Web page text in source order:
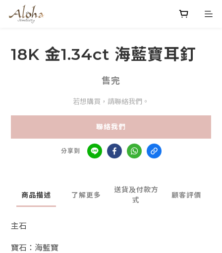
18K 金1.34ct 海藍寶耳釘
售完
若想購買，請聯絡我們。
聯絡我們
分享到
商品描述 了解更多
送貨及付款方
式
顧客評價
主石
寶石：海藍寶